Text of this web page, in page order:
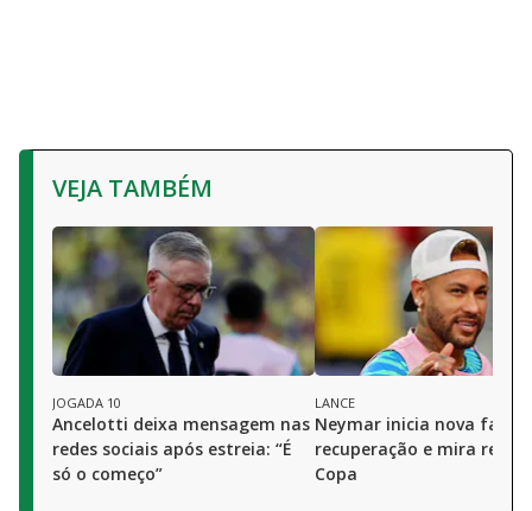
VEJA TAMBÉM
JOGADA 10
Ancelotti deixa mensagem nas
redes sociais após estreia: “É
só o começo”
LANCE
Neymar inicia nova fase
recuperação e mira
Copa